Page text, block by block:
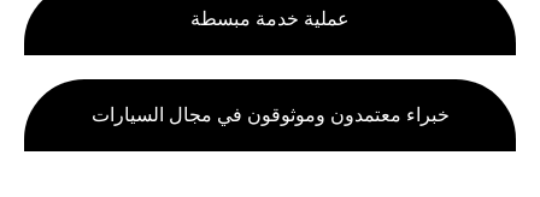
عملية خدمة مبسطة
خبراء معتمدون وموثوقون في مجال السيارات